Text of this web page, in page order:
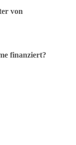
von
finanziert?